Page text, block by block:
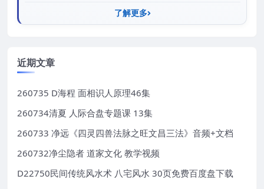
了解更多
近期文章
260735 D海程 面相识人原理46集
260734清夏 人际合盘专题课 13集
260733 净远《四灵四兽法脉之旺文昌三法》音频+文档
260732净尘隐者 道家文化 教学视频
D22750民间传统风水术 八宅风水 30页免费百度盘下载